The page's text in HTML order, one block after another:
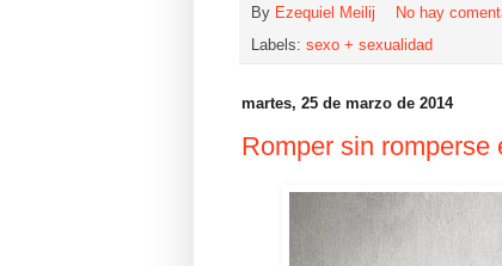
By Ezequiel Meilij
No hay
Labels: sexo + sexualidad
martes, 25 de marzo de 2014
Romper sin romperse